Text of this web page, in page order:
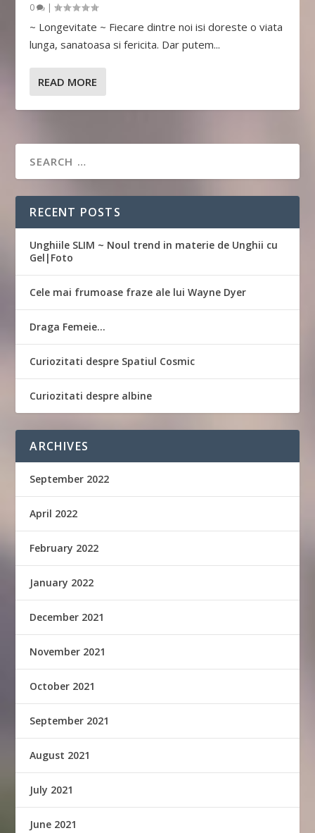
0
|
~ Longevitate ~ Fiecare dintre noi isi doreste o viata
lunga, sanatoasa si fericita. Dar putem...
READ MORE
RECENT POSTS
Unghiile SLIM ~ Noul trend in materie de Unghii cu
Gel|Foto
Cele mai frumoase fraze ale lui Wayne Dyer
Draga Femeie…
Curiozitati despre Spatiul Cosmic
Curiozitati despre albine
ARCHIVES
September 2022
April 2022
February 2022
January 2022
December 2021
November 2021
October 2021
September 2021
August 2021
July 2021
June 2021